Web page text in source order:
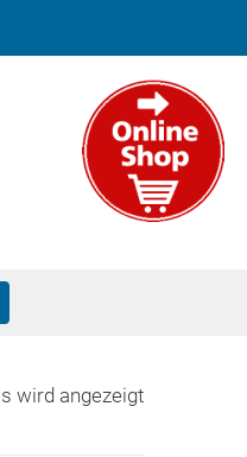
wird angezeigt